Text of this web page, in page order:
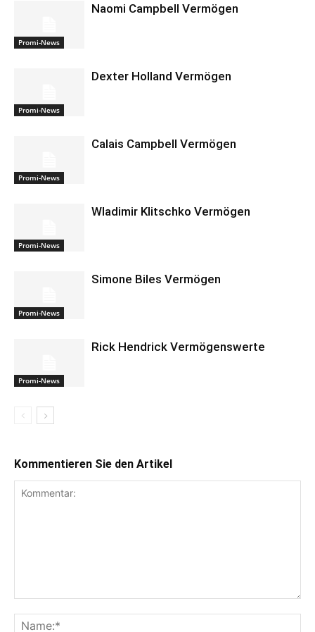
Promi-News
Naomi Campbell Vermögen
Promi-News
Dexter Holland Vermögen
Promi-News
Calais Campbell Vermögen
Promi-News
Wladimir Klitschko Vermögen
Promi-News
Simone Biles Vermögen
Promi-News
Rick Hendrick Vermögenswerte
Kommentieren Sie den Artikel